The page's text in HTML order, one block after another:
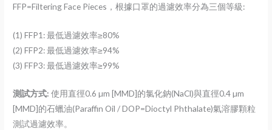
FFP=Filtering Face Pieces，根據口罩的過濾效率分為三個等級:
(1) FFP1: 最低過濾效率≥80%
(2) FFP2: 最低過濾效率≥94%
(3) FFP3: 最低過濾效率≥99%
測試方式:使用直徑0.6 µm [MMD]的氯化鈉(NaCl)與直徑0.4 µm
[MMD]的石蠟油(Paraffin Oil / DOP=Dioctyl Phthalate)氣溶膠顆粒
測試過濾效率。